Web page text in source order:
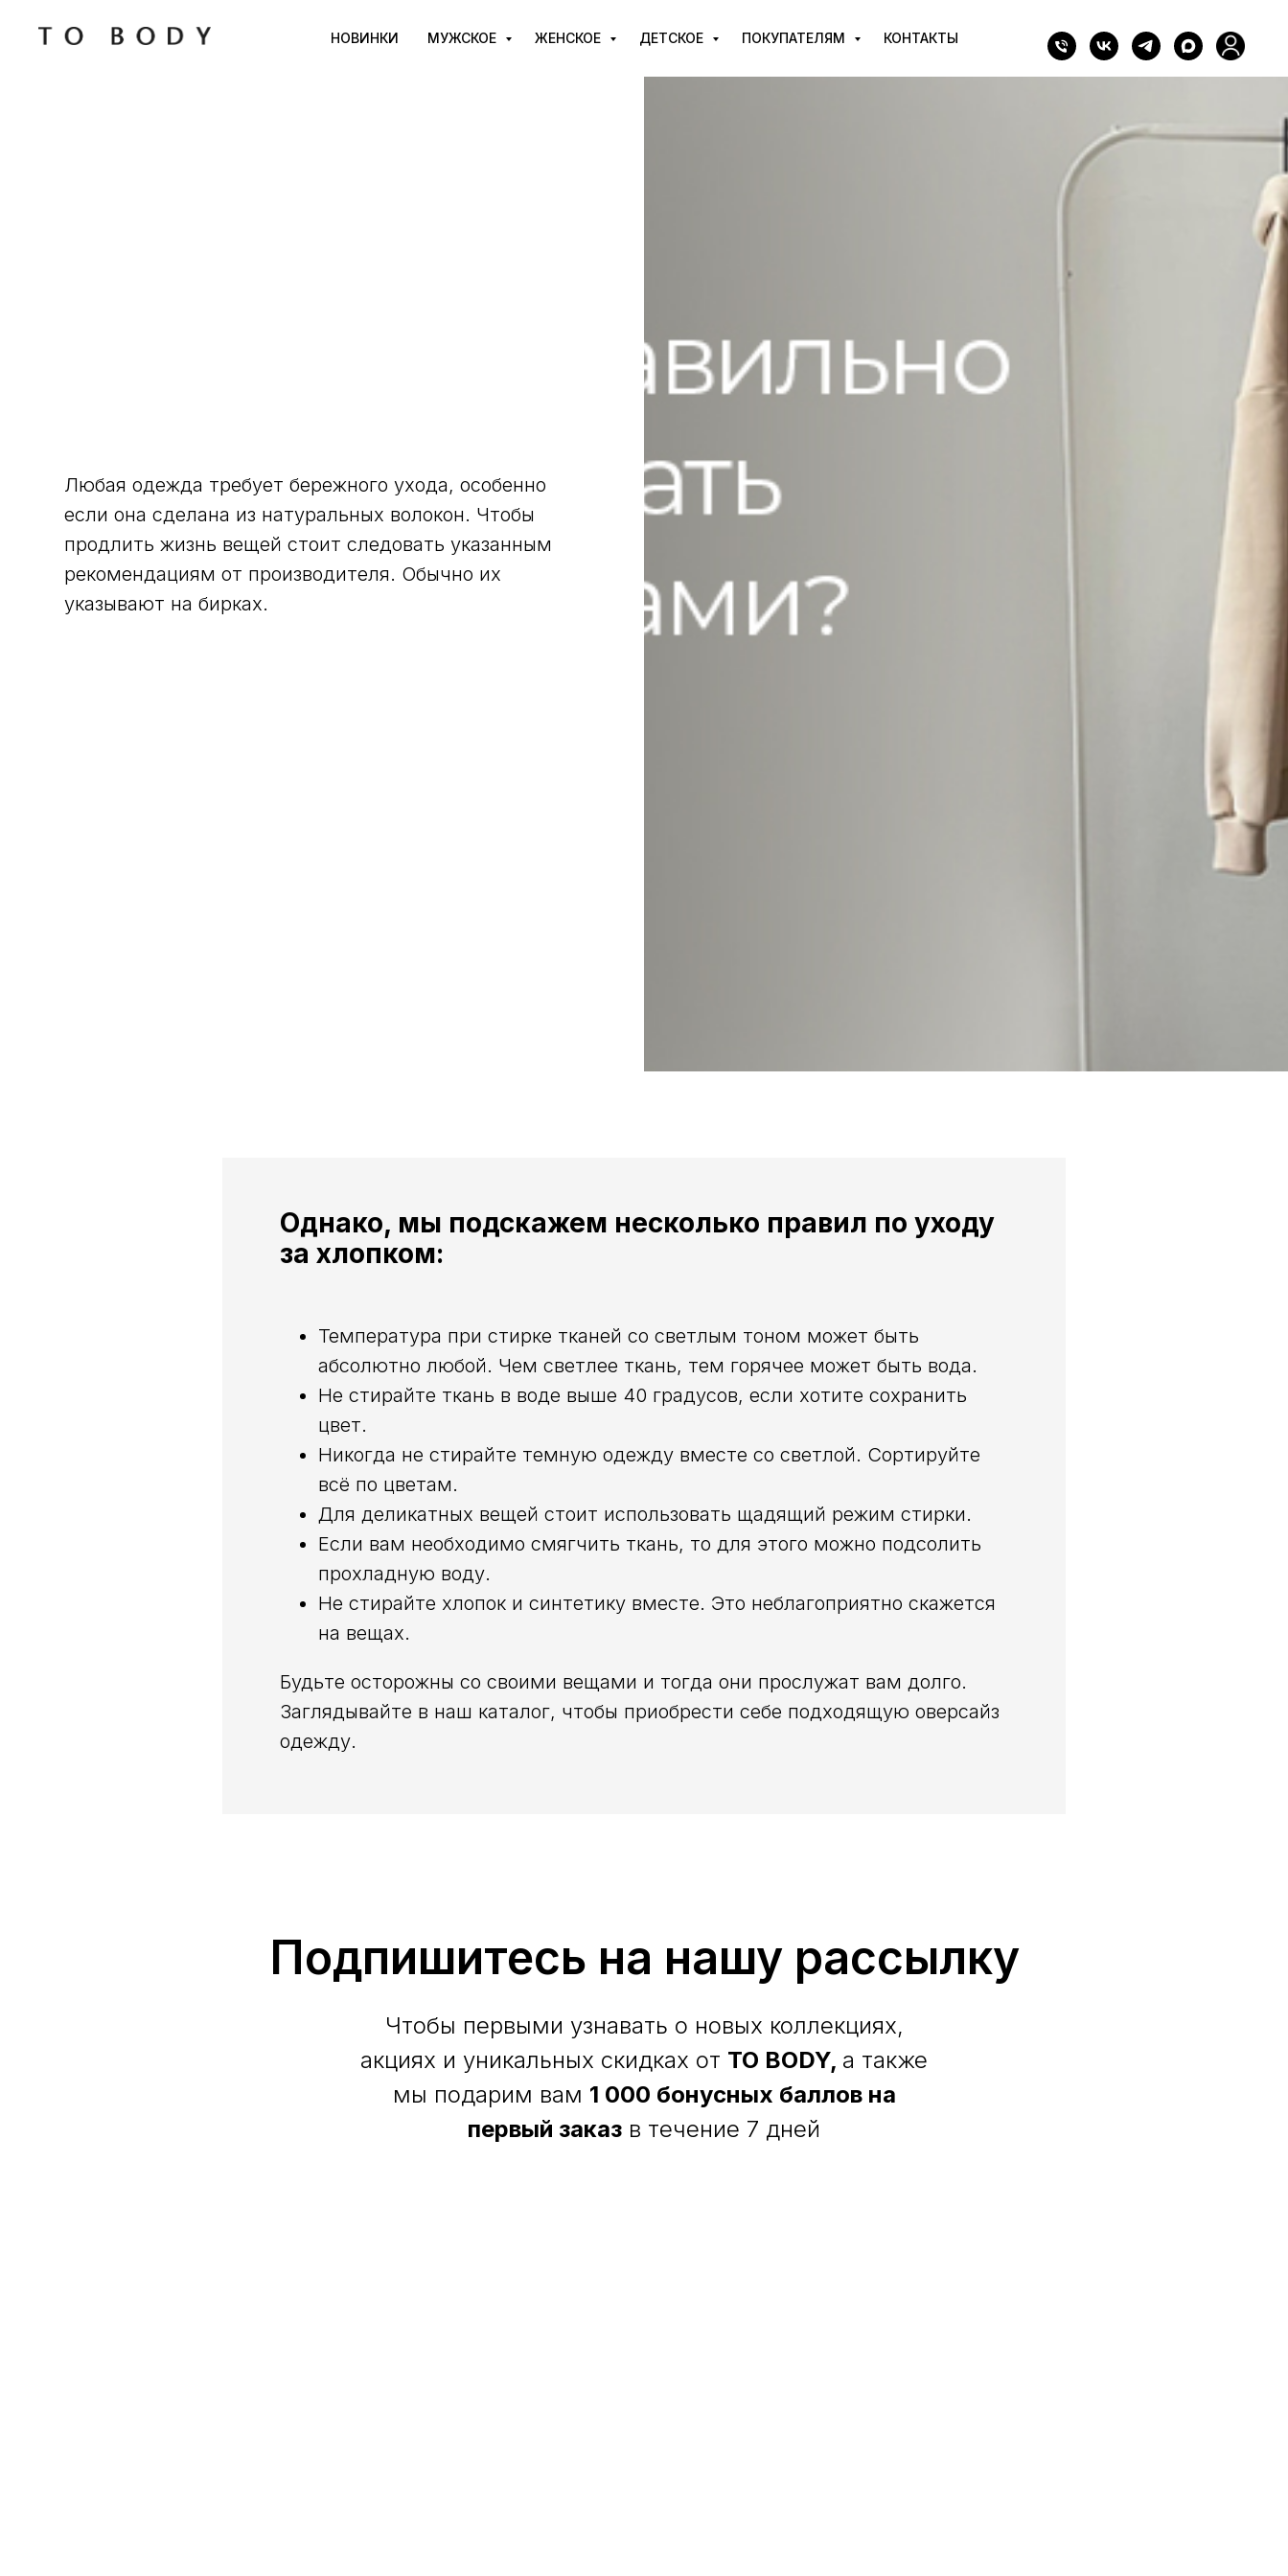
НОВИНКИ МУЖСКОЕ ЖЕНСКОЕ ДЕТСКОЕ ПОКУПАТЕЛЯМ КОНТАКТЫ
Любая одежда требует бережного ухода, особенно
если она сделана из натуральных волокон. Чтобы
продлить жизнь вещей стоит следовать указанным
рекомендациям от производителя. Обычно их
указывают на бирках.
Однако, мы подскажем несколько правил по уходу
за хлопком:
Температура при стирке тканей со светлым тоном может быть
абсолютно любой. Чем светлее ткань, тем горячее может быть вода.
Не стирайте ткань в воде выше 40 градусов, если хотите сохранить
цвет.
Никогда не стирайте темную одежду вместе со светлой. Сортируйте
всё по цветам.
Для деликатных вещей стоит использовать щадящий режим стирки.
Если вам необходимо смягчить ткань, то для этого можно подсолить
прохладную воду.
Не стирайте хлопок и синтетику вместе. Это неблагоприятно скажется
на вещах.
Будьте осторожны со своими вещами и тогда они прослужат вам долго.
Заглядывайте в наш каталог, чтобы приобрести себе подходящую оверсайз
одежду.
Подпишитесь на нашу рассылку
Чтобы первыми узнавать о новых коллекциях,
акциях и уникальных скидках от TO BODY, а также
мы подарим вам 1 000 бонусных баллов на
первый заказ в течение 7 дней